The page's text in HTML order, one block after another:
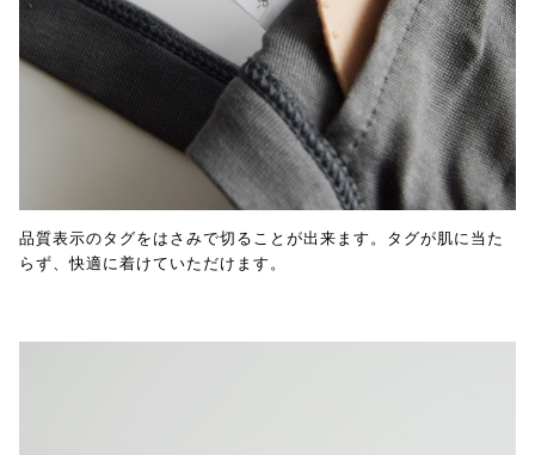
品質表示のタグをはさみで切ることが出来ます。タグが肌に当た
らず、快適に着けていただけます。